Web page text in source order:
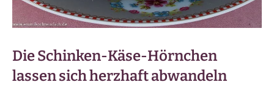
Die Schinken-Käse-Hörnchen
lassen sich herzhaft abwandeln